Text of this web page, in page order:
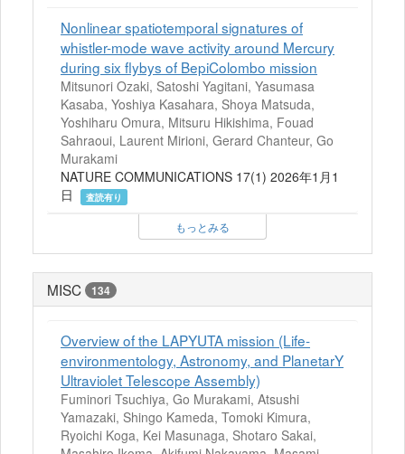
Nonlinear spatiotemporal signatures of
whistler-mode wave activity around Mercury
during six flybys of BepiColombo mission
Mitsunori Ozaki, Satoshi Yagitani, Yasumasa
Kasaba, Yoshiya Kasahara, Shoya Matsuda,
Yoshiharu Omura, Mitsuru Hikishima, Fouad
Sahraoui, Laurent Mirioni, Gerard Chanteur, Go
Murakami
NATURE COMMUNICATIONS 17(1) 2026年1月1
日
査読有り
もっとみる
MISC 134
Overview of the LAPYUTA mission (Life-
environmentology, Astronomy, and PlanetarY
Ultraviolet Telescope Assembly)
Fuminori Tsuchiya, Go Murakami, Atsushi
Yamazaki, Shingo Kameda, Tomoki Kimura,
Ryoichi Koga, Kei Masunaga, Shotaro Sakai,